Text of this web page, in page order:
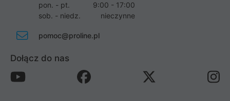
pon. - pt.
9:00 - 17:00
sob. - niedz.
nieczynne
pomoc@proline.pl
Dołącz do nas